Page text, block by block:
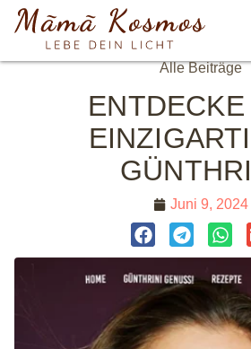
Alle Beiträge
ENTDECKE
Juni 9, 2024